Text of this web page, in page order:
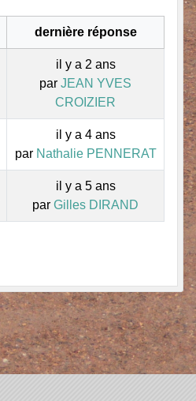
dernière réponse
il y a 2 ans
par JEAN YVES
CROIZIER
il y a 4 ans
par Nathalie PENNERAT
il y a 5 ans
par Gilles DIRAND